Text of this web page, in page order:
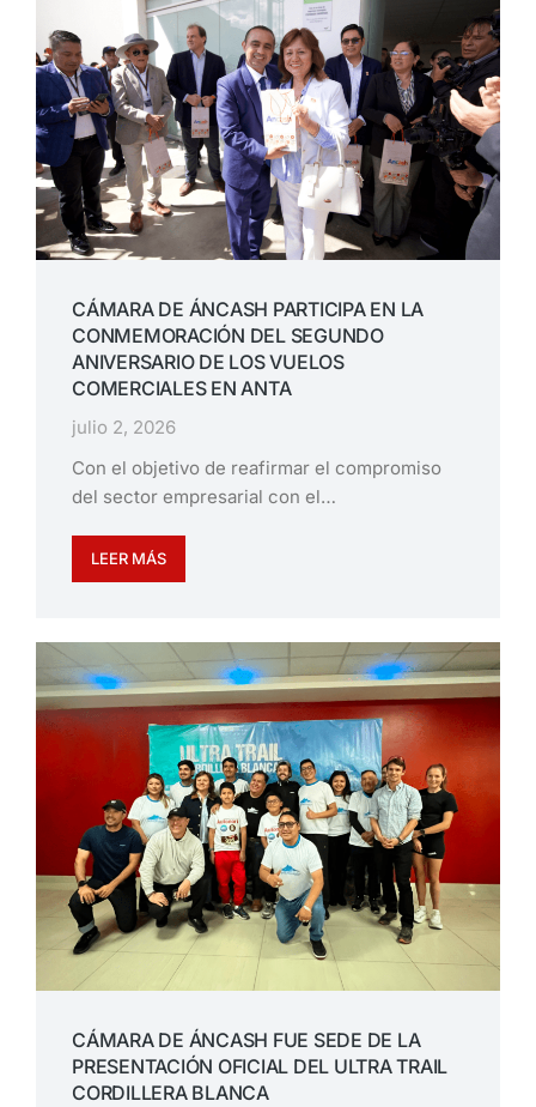
CÁMARA DE ÁNCASH PARTICIPA EN LA
CONMEMORACIÓN DEL SEGUNDO
ANIVERSARIO DE LOS VUELOS
COMERCIALES EN ANTA
julio 2, 2026
Con el objetivo de reafirmar el compromiso
del sector empresarial con el…
LEER MÁS
CÁMARA DE ÁNCASH FUE SEDE DE LA
PRESENTACIÓN OFICIAL DEL ULTRA TRAIL
CORDILLERA BLANCA